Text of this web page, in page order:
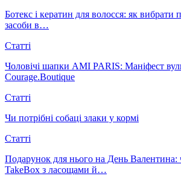
Ботекс і кератин для волосся: як вибрати
засоби в…
Статті
Чоловічі шапки AMI PARIS: Маніфест
Courage.Boutique
Статті
Чи потрібні собаці злаки у кормі
Статті
Подарунок для нього на День Валентина:
TakeBox з ласощами й…